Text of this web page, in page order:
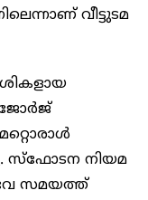
വീട്ടുടമ
സ്ഫോടന നിയമ
സമയത്ത്